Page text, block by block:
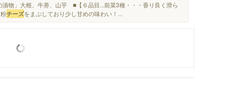
物」大根、牛蒡、山芋 ■【６品目...前菜3種・・・香り良く滑ら
チーズをまぶしており少し甘めの味わい！...